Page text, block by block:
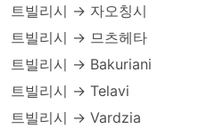
트빌리시 → 자오칭시
트빌리시 → 므츠헤타
트빌리시 → Bakuriani
트빌리시 → Telavi
트빌리시 → Vardzia